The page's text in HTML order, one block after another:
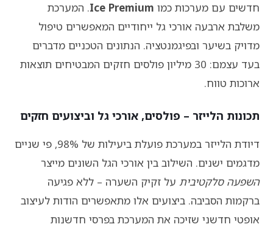
חדשים עם מערכות כמו Ice Premium. המערכת
משלבת ארבעה אורכי גל ייחודיים המאפשרים טיפול
מדויק בשיער ובפיגמנטציה. הנתונים הטכניים מדברים
בעד עצמם: 30 מיליון פולסים חזקים המבטיחים תוצאות
ארוכות טווח.
תכונות הלייזר – פולסים, אורכי גל וביצועים חזקים
דיודת הלייזר במערכת פועלת ביעילות של 98%, פי שניים
מדגמים ישנים. השילוב בין אורכי הגל השונים מייצר
השפעה סלקטיבית על זקיק השערה – ללא פגיעה
ברקמות הסביבה. ביצועים אלו מתאפשרים הודות לעיצוב
אופטי חדשני שזיכה את המערכת בפרסי חדשנות